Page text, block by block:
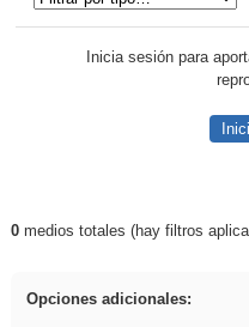
Inicia sesión para
Resultados de:
0medios totales (hay filtros
Opciones adicionales: